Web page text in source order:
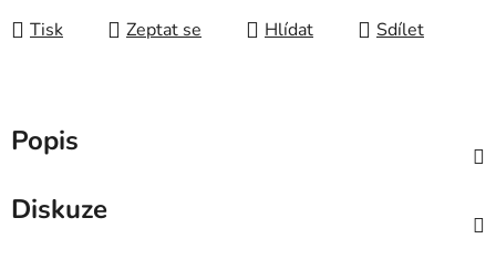
Tisk Zeptat se Hlídat Sdílet
Popis
Diskuze